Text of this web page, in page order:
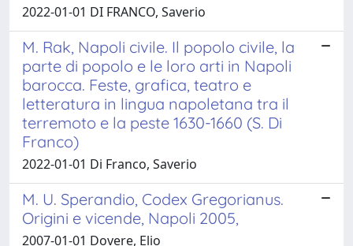
2022-01-01 DI FRANCO, Saverio
M. Rak, Napoli civile. Il popolo civile, la
parte di popolo e le loro arti in Napoli
barocca. Feste, grafica, teatro e
letteratura in lingua napoletana tra il
terremoto e la peste 1630-1660 (S. Di
Franco)
2022-01-01 Di Franco, Saverio
M. U. Sperandio, Codex Gregorianus.
Origini e vicende, Napoli 2005,
2007-01-01 Dovere, Elio